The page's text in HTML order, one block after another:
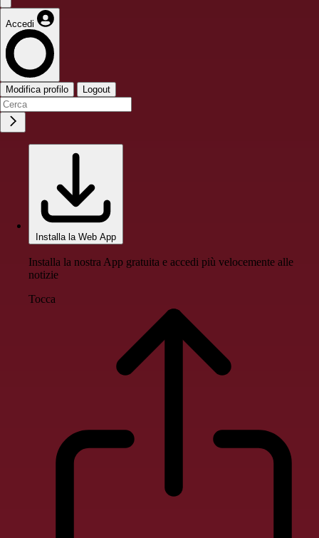
Accedi
Modifica profilo Logout
Installa la Web App
Installa la nostra App gratuita e accedi più velocemente alle
notizie
Tocca